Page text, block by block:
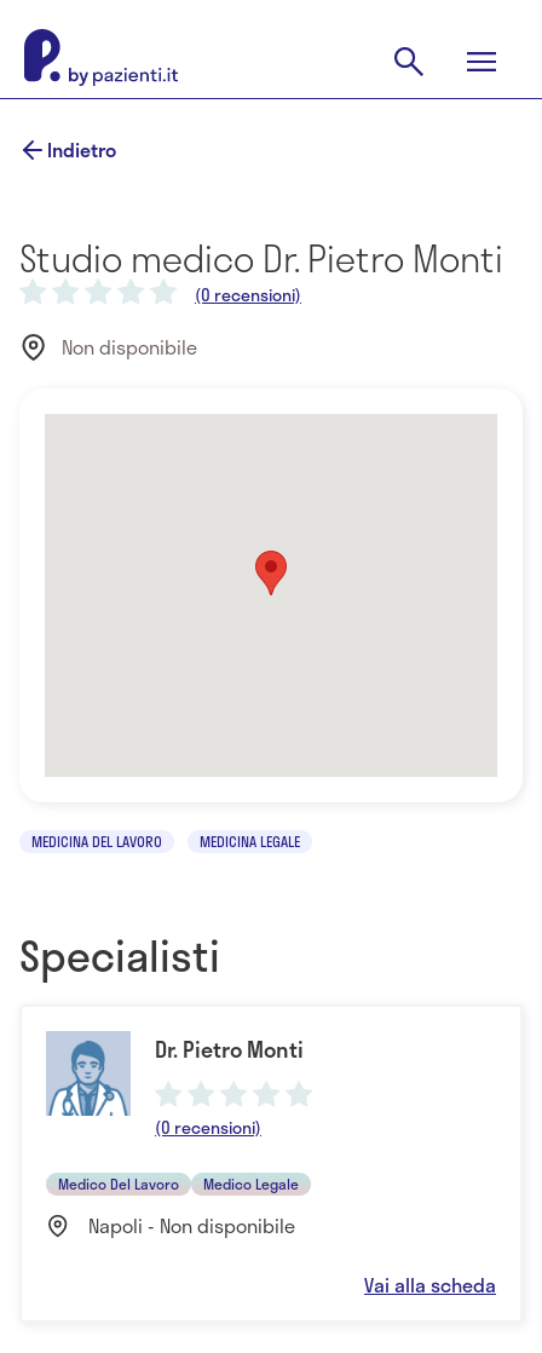
Indietro
Studio medico Dr. Pietro Monti
(0 recensioni)
Non disponibile
MEDICINA DEL LAVORO MEDICINA LEGALE
Specialisti
Dr. Pietro Monti
(0 recensioni)
Medico Del Lavoro Medico Legale
Napoli - Non disponibile
Vai alla scheda